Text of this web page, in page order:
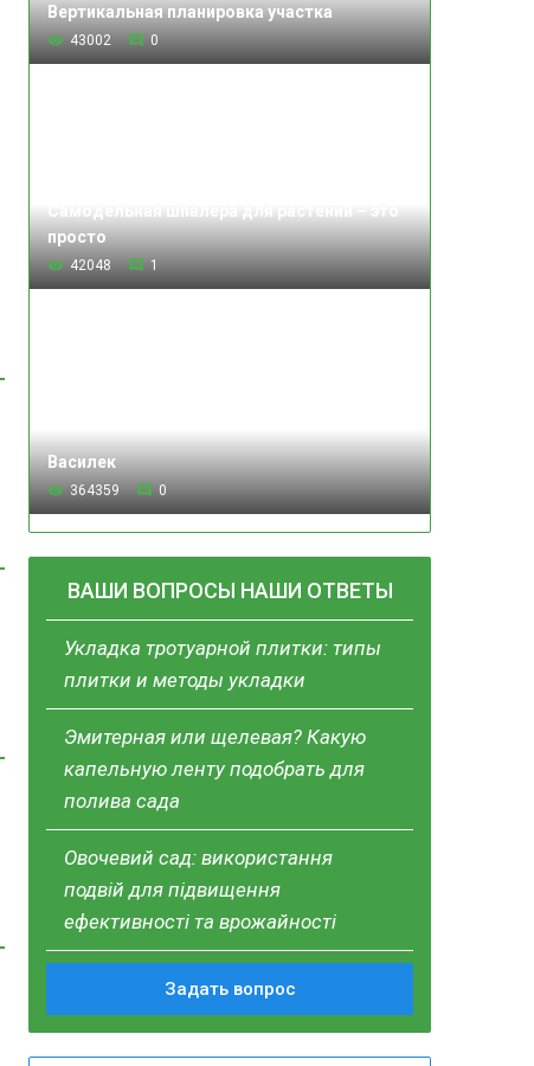
Вертикальная планировка участка
43002 0
просто
42048 1
Василек
364359 0
ВАШИ ВОПРОСЫ НАШИ ОТВЕТЫ
Укладка тротуарной плитки: типы
плитки и методы укладки
Эмитерная или щелевая? Какую
капельную ленту подобрать для
полива сада
Овочевий сад: використання
подвій для підвищення
ефективності та врожайності
Задать вопрос